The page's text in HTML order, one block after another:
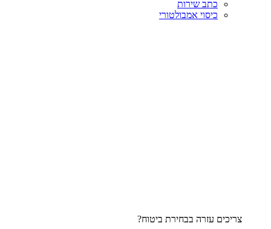
כתב שירות
כיסוי אמבולטורי
צריכים עזרה בבחירת ביטוח?